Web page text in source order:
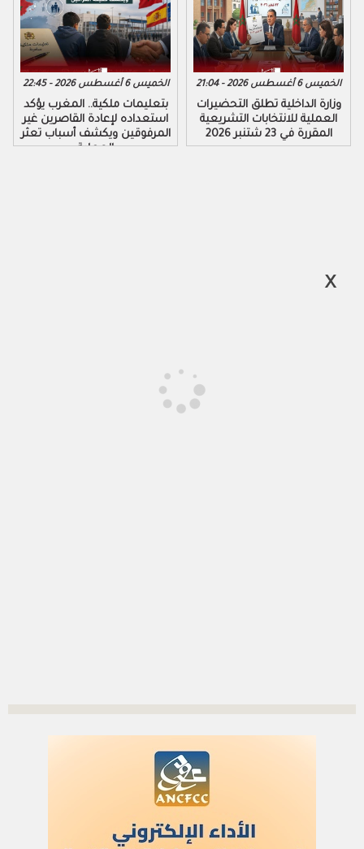
الخميس 6 أغسطس 2026 - 22:45
بتعليمات ملكية.. المغرب يؤكد
استعداده لإعادة القاصرين غير
المرفوقين ويكشف أسباب تعثر
العملية
الخميس 6 أغسطس 2026 - 21:04
وزارة الداخلية تطلق التحضيرات
العملية للانتخابات التشريعية
المقررة في 23 شتنبر 2026